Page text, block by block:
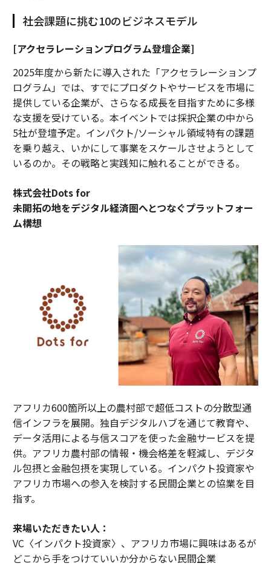
社会課題に挑む10のビジネスモデル
[アクセラレーションプログラム登壇企業]
2025年度から新たに導入された「アクセラレーションプ
ログラム」では、すでにプロダクトやサービスを市場に
提供している企業が、さらなる成長を目指すために多様
な支援を受けている。本イベントでは採択企業の中から
5社が登壇予定。インパクト/ソーシャル領域特有の課題
を乗り越え、いかにして事業をスケールさせようとして
いるのか。その戦略と実践知に触れることができる。
株式会社Dots for
未開拓の地をデジタル経済圏へとつなぐプラットフォー
ム構想
アフリカ600箇所以上の農村部で超低コストの分散型通
信インフラを展開。独自デジタルハブを通じて教育や、
データ活用による与信スコアを使った金融サービスを提
供。アフリカ農村部の情報・機会格差を軽減し、デジタ
ル包摂と金融包摂を実現している。インパクト投資家や
アフリカ市場への参入を検討する民間企業との協業を目
指す。
来場いただきたい人：
VC〈インパクト投資家〉、アフリカ市場に興味はあるが
どこから手をつけていいか分からない民間企業